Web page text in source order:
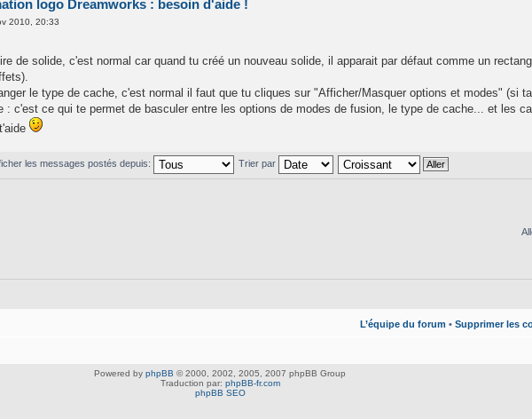
logo Dreamworks : besoin d'aide !
2010, 20:33
de solide, c'est normal car quand tu créé un nouveau solide, il apparait par défaut comme un
le type de cache, c'est normal il faut que tu cliques sur "Afficher/Masquer options et modes" (si
: c'est ce qui te permet de basculer entre les options de modes de fusion, le type de cache... et les
les messages postés depuis: Trier par
L’équipe du forum • Supprimer les
Powered by phpBB © 2000, 2002, 2005, 2007 phpBB Group
Traduction par: phpBB-fr.com
phpBB SEO